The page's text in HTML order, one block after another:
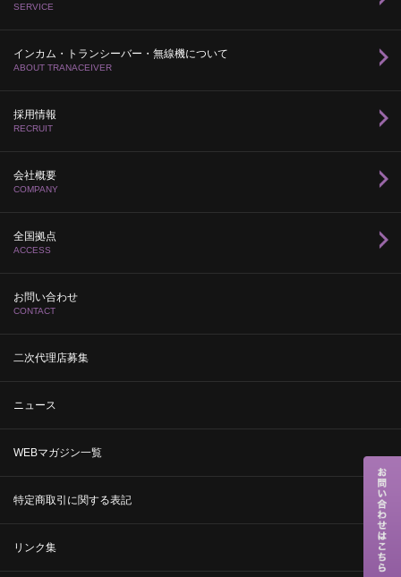
SERVICE
インカム・トランシーバー・無線機について
ABOUT TRANACEIVER
採用情報
RECRUIT
会社概要
COMPANY
全国拠点
ACCESS
お問い合わせ
CONTACT
二次代理店募集
ニュース
WEBマガジン一覧
特定商取引に関する表記
リンク集